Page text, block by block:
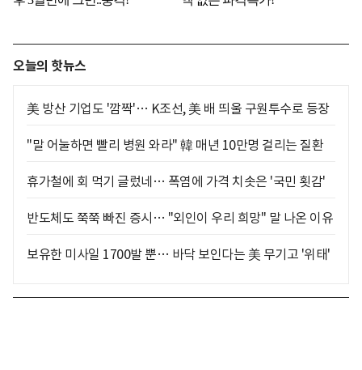
오늘의 핫뉴스
美 방산 기업도 '깜짝'… K조선, 美 배 띄울 구원투수로 등장
"말 어눌하면 빨리 병원 와라" 韓 매년 10만명 걸리는 질환
휴가철에 회 먹기 글렀네… 폭염에 가격 치솟은 '국민 횟감'
반도체도 쭉쭉 빠진 증시… "외인이 우리 희망" 말 나온 이유
보유한 미사일 1700발 뿐… 바닥 보인다는 美 무기고 '위태'